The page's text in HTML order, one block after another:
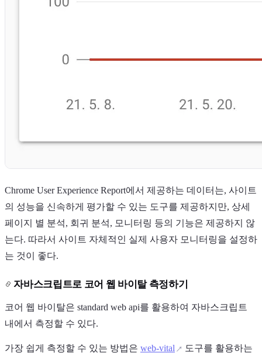
Chrome User Experience Report에서 제공하는 데이터는, 사이트
의 성능을 신속하게 평가할 수 있는 도구를 제공하지만, 상세
페이지 별 분석, 회귀 분석, 모니터링 등의 기능은 제공하지 않
는다. 따라서 사이트 자체적인 실제 사용자 모니터링을 설정하
는 것이 좋다.
자바스크립트로 코어 웹 바이탈 측정하기
코어 웹 바이탈은 standard web api를 활용하여 자바스크립트
내에서 측정할 수 있다.
가장 쉽게 측정할 수 있는 방법은 web-vital
도구를 활용하는